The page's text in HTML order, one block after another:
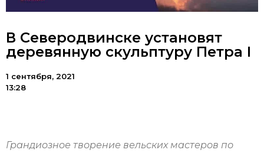
В Северодвинске установят
деревянную скульптуру Петра I
1 сентября, 2021
13:28
Грандиозное творение вельских мастеров по